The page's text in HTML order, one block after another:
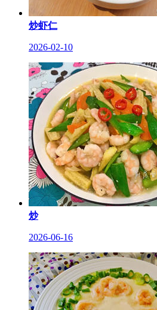
炒虾仁
2026-02-10
炒
2026-06-16